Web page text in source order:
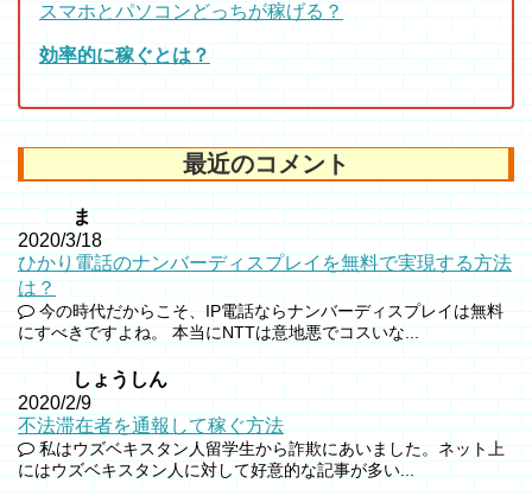
スマホとパソコンどっちが稼げる？
効率的に稼ぐとは？
最近のコメント
ま
2020/3/18
ひかり電話のナンバーディスプレイを無料で実現する方法
は？
今の時代だからこそ、IP電話ならナンバーディスプレイは無料
にすべきですよね。 本当にNTTは意地悪でコスいな...
しょうしん
2020/2/9
不法滞在者を通報して稼ぐ方法
私はウズベキスタン人留学生から詐欺にあいました。ネット上
にはウズベキスタン人に対して好意的な記事が多い...